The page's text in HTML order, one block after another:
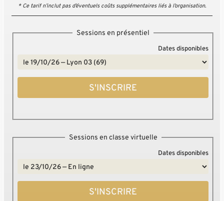
* Ce tarif n’inclut pas d’éventuels coûts supplémentaires liés à l’organisation.
Sessions en présentiel
Dates disponibles
S'INSCRIRE
Sessions en classe virtuelle
Dates disponibles
S'INSCRIRE